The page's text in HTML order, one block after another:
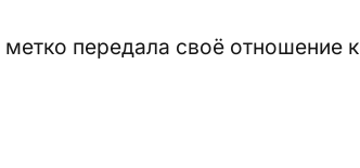
передала своё отношение к